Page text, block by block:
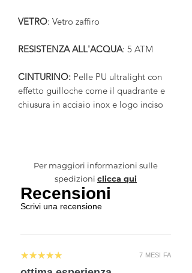
VETRO: Vetro zaffiro
RESISTENZA ALL'ACQUA: 5 ATM
CINTURINO: Pelle PU ultralight con
effetto guilloche come il quadrante e
chiusura in acciaio inox e logo inciso
Per maggiori informazioni sulle
spedizioni clicca qui
Recensioni
Scrivi una recensione
7 MESI FA
5
★★★★★